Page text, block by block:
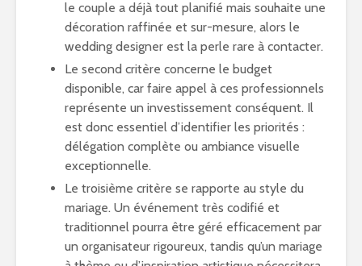
le couple a déjà tout planifié mais souhaite une
décoration raffinée et sur-mesure, alors le
wedding designer est la perle rare à contacter.
Le second critère concerne le budget
disponible, car faire appel à ces professionnels
représente un investissement conséquent. Il
est donc essentiel d’identifier les priorités :
délégation complète ou ambiance visuelle
exceptionnelle.
Le troisième critère se rapporte au style du
mariage. Un événement très codifié et
traditionnel pourra être géré efficacement par
un organisateur rigoureux, tandis qu’un mariage